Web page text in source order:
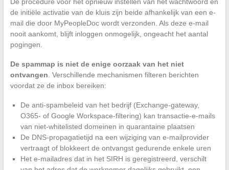
De procedure voor het opnieuw instellen van het wachtwoord en
de initiële activatie van de kluis zijn beide afhankelijk van een e-
mail die door MyPeopleDoc wordt verzonden. Als deze e-mail
nooit aankomt, blijft inloggen onmogelijk, ongeacht het aantal
pogingen.
De spammap is niet de enige oorzaak van het niet
ontvangen. Verschillende mechanismen filteren berichten
voordat ze de inbox bereiken:
De anti-spambeleid van het bedrijf (Exchange-gateway,
O365- of Google Workspace-filtering) kan transactie-e-mails
van niet-whitelisted domeinen in quarantaine plaatsen
De DNS-propagatietijd na een wijziging van e-mailprovider
vertraagt of blokkeert de ontvangst gedurende enkele uren
Het e-mailadres dat in het SIRH is geregistreerd, verschilt